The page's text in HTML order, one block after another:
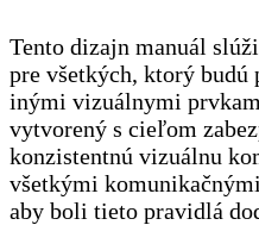
Tento dizajn manuál
pre všetkých, ktorý budú
inými vizuálnymi
vytvorený s cieľom
konzistentnú vizuálnu
všetkými
aby boli tieto pravidlá